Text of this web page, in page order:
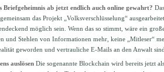
ab jetzt endlich auch online gewahrt?
das Projekt „Volksverschlüsselung“
möglich sein. Wenn das so stimmt, wäre ein
und Stehlen von Informationen mehr, keine „Mitleser“
geworden und vertrauliche E-Mails an den Anwalt
auslösen Die sogenannte Blockchain wird bereits jetzt